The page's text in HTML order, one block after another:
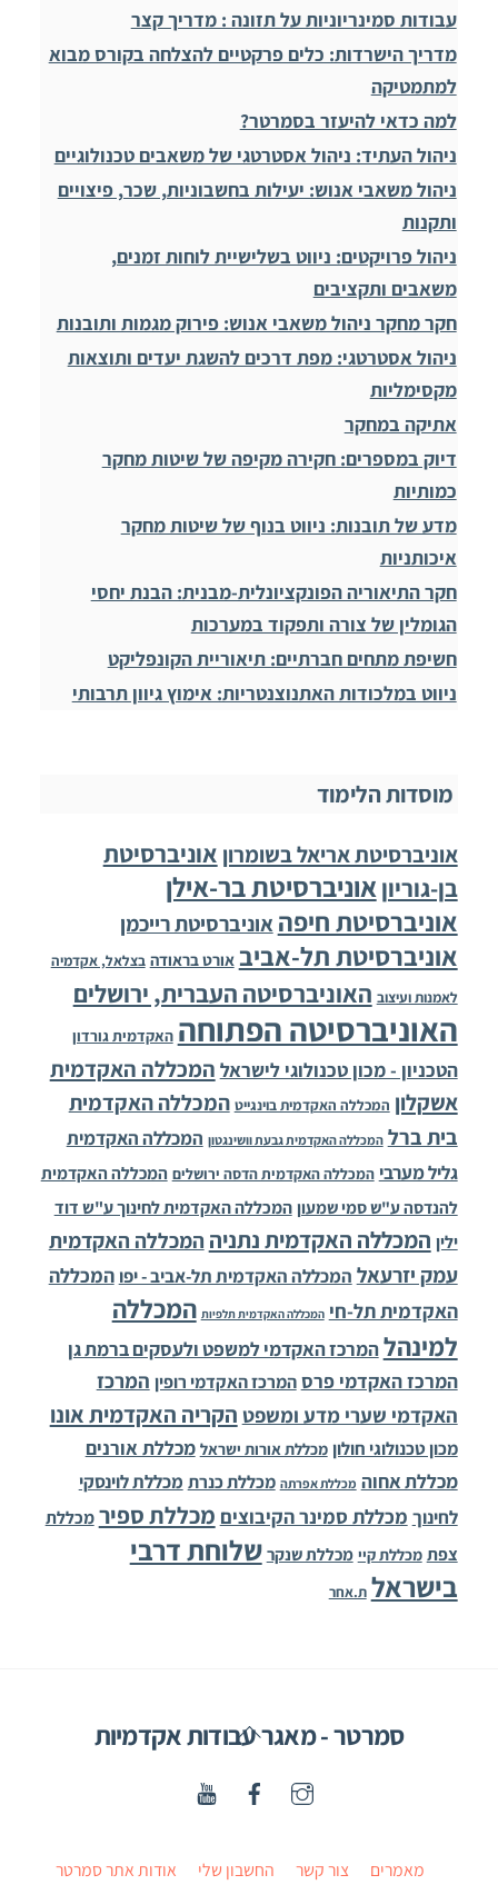
עבודות סמינריוניות על תזונה : מדריך קצר
מדריך הישרדות: כלים פרקטיים להצלחה בקורס מבוא
למתמטיקה
למה כדאי להיעזר בסמרטר?
ניהול העתיד: ניהול אסטרטגי של משאבים טכנולוגיים
ניהול משאבי אנוש: יעילות בחשבוניות, שכר, פיצויים
ותקנות
ניהול פרויקטים: ניווט בשלישיית לוחות זמנים,
משאבים ותקציבים
חקר מחקר ניהול משאבי אנוש: פירוק מגמות ותובנות
ניהול אסטרטגי: מפת דרכים להשגת יעדים ותוצאות
מקסימליות
אתיקה במחקר
דיוק במספרים: חקירה מקיפה של שיטות מחקר
כמותיות
מדע של תובנות: ניווט בנוף של שיטות מחקר
איכותניות
חקר התיאוריה הפונקציונלית-מבנית: הבנת יחסי
הגומלין של צורה ותפקוד במערכות
חשיפת מתחים חברתיים: תיאוריית הקונפליקט
ניווט במלכודות האתנוצנטריות: אימוץ גיוון תרבותי
מוסדות הלימוד
אוניברסיטת אריאל בשומרון אוניברסיטת
בן-גוריוןאוניברסיטת בר-אילן
אוניברסיטת חיפה אוניברסיטת רייכמן
אוניברסיטת תל-אביב אורט בראודה בצלאל, אקדמיה
לאמנות ועיצוב האוניברסיטה העברית, ירושלים
האוניברסיטה הפתוחה האקדמית גורדון
הטכניון - מכון טכנולוגי לישראל המכללה האקדמית
אשקלון המכללה האקדמית בוינגייט המכללה האקדמית
בית ברל המכללה האקדמית גבעת וושינגטון המכללה האקדמית
גליל מערבי המכללה האקדמית הדסה ירושלים המכללה האקדמית
להנדסה ע"ש סמי שמעון המכללה האקדמית לחינוך ע"ש דוד
ילין המכללה האקדמית נתניה המכללה האקדמית
עמק יזרעאל המכללה האקדמית תל-אביב - יפו המכללה
האקדמית תל-חי המכללה האקדמית תלפיות המכללה
למינהלהמרכז האקדמי למשפט ולעסקים ברמת גן
המרכז האקדמי פרס המרכז האקדמי רופין המרכז
האקדמי שערי מדע ומשפט הקריה האקדמית אונו
מכון טכנולוגי חולון מכללת אורות ישראל מכללת אורנים
מכללת אחוה מכללת אפרתה מכללת כנרת מכללת לוינסקי
לחינוך מכללת סמינר הקיבוצים מכללת ספיר מכללת
צפת מכללת קיי מכללת שנקר שלוחת דרבי
בישראל ת.אחר
Back
Top
סמרטר - מאגר עבודות אקדמיות
מאמרים צור קשר החשבון שלי אודות אתר סמרטר